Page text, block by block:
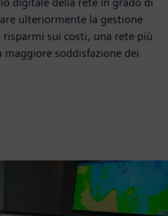
ulteriormente la gestione
sui costi, una rete più
soddisfazione dei